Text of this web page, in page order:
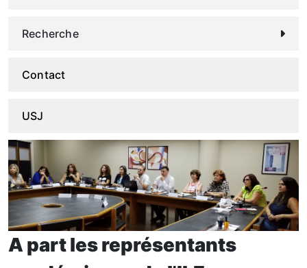
Recherche
Contact
USJ
A part les représentants